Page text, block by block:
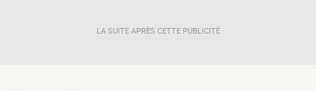
LA SUITE APRÈS CETTE PUBLICITÉ